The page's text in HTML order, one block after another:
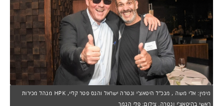
מימין: אלי משה , מנכ"ל היטאצ'י ונטרה ישראל והנס פטר קליי, HPK מנהל מכירות
ראשי בהיטאצ'י ונטרה. צילום: פלי הנמר